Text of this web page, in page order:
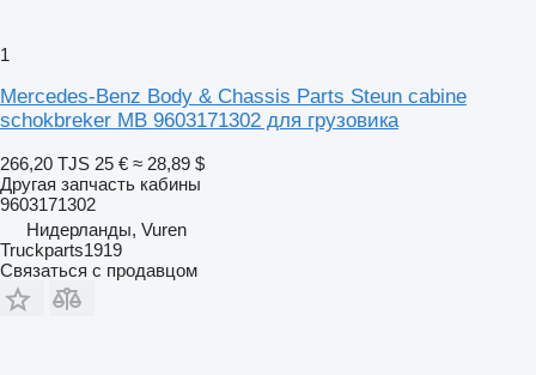
1
Mercedes-Benz Body & Chassis Parts Steun cabine
schokbreker MB 9603171302 для грузовика
266,20 TJS 25 € ≈ 28,89 $
Другая запчасть кабины
9603171302
Нидерланды, Vuren
Truckparts1919
Связаться с продавцом